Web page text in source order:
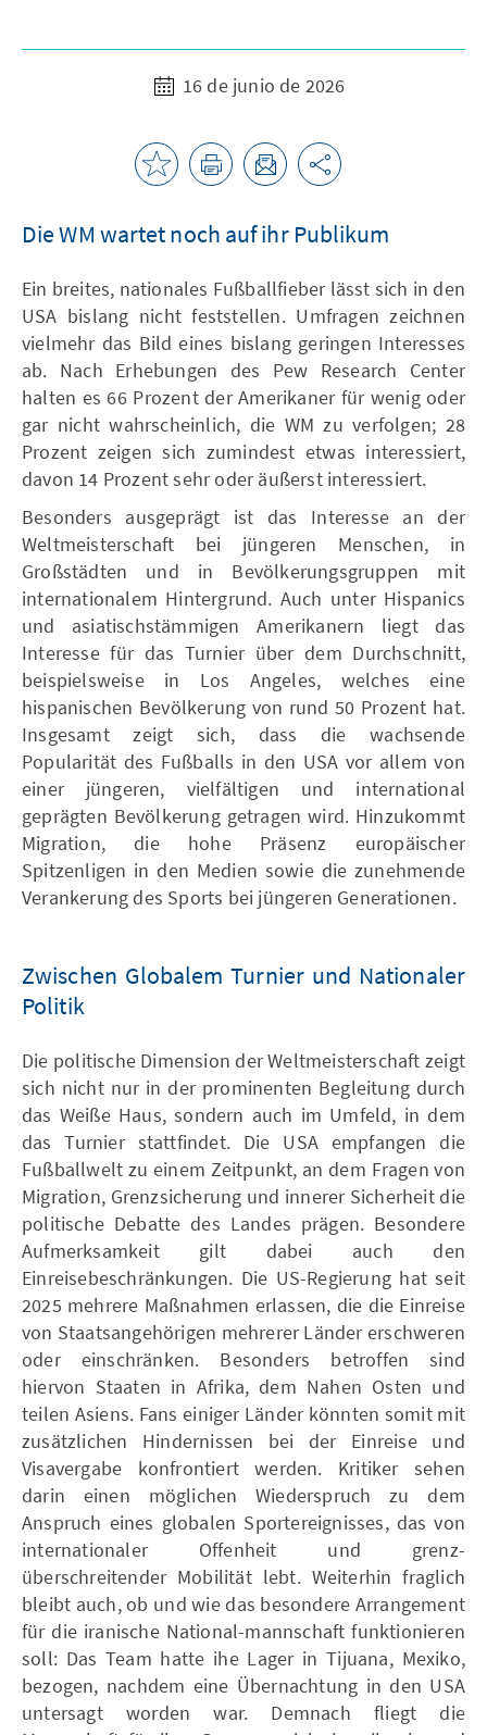
16 de junio de 2026
Die WM wartet noch auf ihr Publikum
Ein breites, nationales Fußballfieber lässt sich in den
USA bislang nicht feststellen. Umfragen zeichnen
vielmehr das Bild eines bislang geringen Interesses
ab. Nach Erhebungen des Pew Research Center
halten es 66 Prozent der Amerikaner für wenig oder
gar nicht wahrscheinlich, die WM zu verfolgen; 28
Prozent zeigen sich zumindest etwas interessiert,
davon 14 Prozent sehr oder äußerst interessiert.
Besonders ausgeprägt ist das Interesse an der
Weltmeisterschaft bei jüngeren Menschen, in
Großstädten und in Bevölkerungsgruppen mit
internationalem Hintergrund. Auch unter Hispanics
und asiatischstämmigen Amerikanern liegt das
Interesse für das Turnier über dem Durchschnitt,
beispielsweise in Los Angeles, welches eine
hispanischen Bevölkerung von rund 50 Prozent hat.
Insgesamt zeigt sich, dass die wachsende
Popularität des Fußballs in den USA vor allem von
einer jüngeren, vielfältigen und international
geprägten Bevölkerung getragen wird. Hinzukommt
Migration, die hohe Präsenz europäischer
Spitzenligen in den Medien sowie die zunehmende
Verankerung des Sports bei jüngeren Generationen.
Zwischen Globalem Turnier und Nationaler
Politik
Die politische Dimension der Weltmeisterschaft zeigt
sich nicht nur in der prominenten Begleitung durch
das Weiße Haus, sondern auch im Umfeld, in dem
das Turnier stattfindet. Die USA empfangen die
Fußballwelt zu einem Zeitpunkt, an dem Fragen von
Migration, Grenzsicherung und innerer Sicherheit die
politische Debatte des Landes prägen. Besondere
Aufmerksamkeit gilt dabei auch den
Einreisebeschränkungen. Die US-Regierung hat seit
2025 mehrere Maßnahmen erlassen, die die Einreise
von Staatsangehörigen mehrerer Länder erschweren
oder einschränken. Besonders betroffen sind
hiervon Staaten in Afrika, dem Nahen Osten und
teilen Asiens. Fans einiger Länder könnten somit mit
zusätzlichen Hindernissen bei der Einreise und
Visavergabe konfrontiert werden. Kritiker sehen
darin einen möglichen Wiederspruch zu dem
Anspruch eines globalen Sportereignisses, das von
internationaler Offenheit und grenz-
überschreitender Mobilität lebt. Weiterhin fraglich
bleibt auch, ob und wie das besondere Arrangement
für die iranische National-mannschaft funktionieren
soll: Das Team hatte ihe Lager in Tijuana, Mexiko,
bezogen, nachdem eine Übernachtung in den USA
untersagt worden war. Demnach fliegt die